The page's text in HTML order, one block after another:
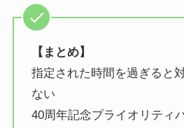
【まとめ】
指定された時間を過ぎると
ない
40周年記念プライオリティ